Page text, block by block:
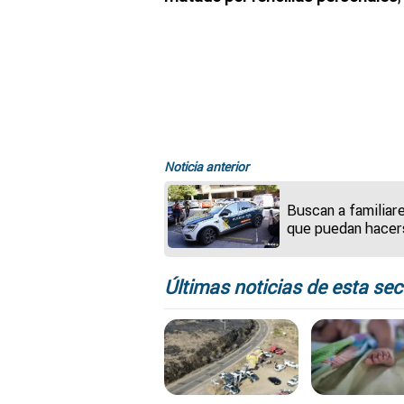
Noticia anterior
Buscan a
que puedan
durante cuatro
Últimas noticias de esta